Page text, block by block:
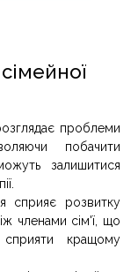
проблеми
побачити
залишитися
сприяє розвитку
членами сім'ї, що
кращому